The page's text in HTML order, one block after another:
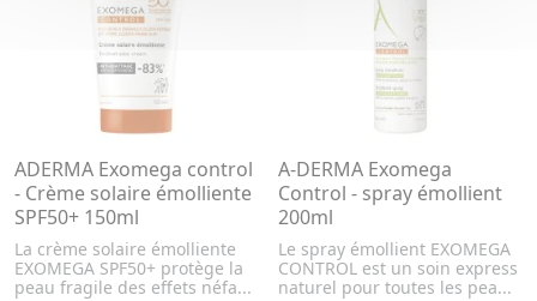
ADERMA Exomega control
- Crème solaire émolliente
SPF50+ 150ml
La crème solaire émolliente
EXOMEGA SPF50+ protège la
peau fragile des effets néfa...
A-DERMA Exomega
Control - spray émollient
200ml
Le spray émollient EXOMEGA
CONTROL est un soin express
naturel pour toutes les pea...